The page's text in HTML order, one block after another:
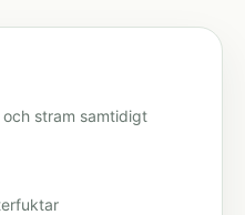
stram samtidigt